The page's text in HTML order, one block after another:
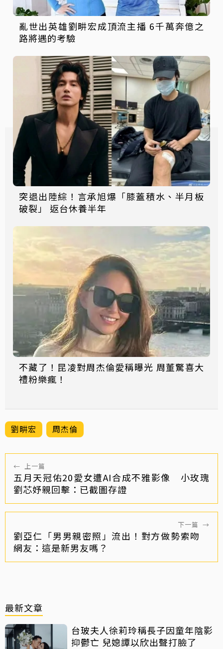
亂世出英雄劉畊宏成頂流主播 6千萬奔億之
路將遇的考驗
突退出陸綜！言承旭爆「膝蓋積水、半月板
破裂」 返台休養半年
不藏了！昆凌對周杰倫愛稱曝光 周董驚喜大
禮粉樂瘋！
劉畊宏 周杰倫
← 上一篇
五月天冠佑20愛女遭AI合成不雅影像 小玫瑰
劉芯妤親回擊：已截圖存證
下一篇 →
劉亞仁「男男親密照」流出！對方做勢索吻
網友：這是新男友嗎？
最新文章
台玻夫人徐莉玲稱長子因童年陰影
抑鬱亡 兒媳譚以欣出聲打臉了